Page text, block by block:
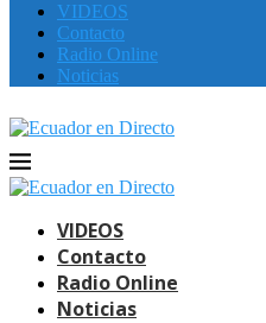
VIDEOS
Contacto
Radio Online
Noticias
VIDEOS
Contacto
Radio Online
Noticias